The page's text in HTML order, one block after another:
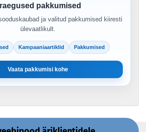
pakkumised
ja valitud pakkumised kiiresti
ülevaatlikult.
Kampaaniaartiklid Pakkumised
Vaata pakkumisi kohe